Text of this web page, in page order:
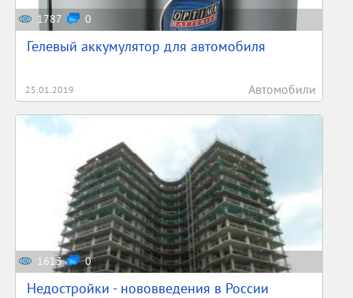
1787 0
Гелевый аккумулятор для автомобиля
25.01.2019 Автомобили
1613 0
Недостройки - нововведения в России